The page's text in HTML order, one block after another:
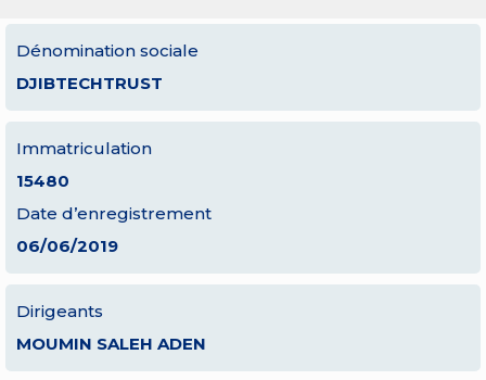
Dénomination sociale
DJIBTECHTRUST
Immatriculation
15480
Date d’enregistrement
06/06/2019
Dirigeants
MOUMIN SALEH ADEN